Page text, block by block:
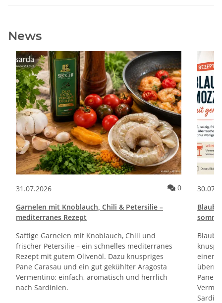
News
Kommentare zum Artikel Pane e Cipolle Rezept | Italienische
31.07.2026 0
Garnelen mit Knoblauch, Chili & Petersilie –
mediterranes Rezept
Saftige Garnelen mit Knoblauch, Chili und
frischer Petersilie – ein schnelles mediterranes
Rezept mit gutem Olivenöl. Dazu knuspriges
Pane Carasau und ein gut gekühlter Aragosta
Vermentino: einfach, aromatisch und herrlich
nach Sardinien.
einem
Pane